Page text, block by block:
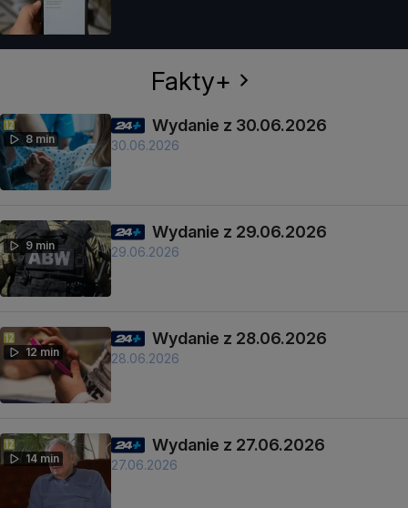
Fakty+
8 min
Wydanie z 30.06.2026
30.06.2026
9 min
Wydanie z 29.06.2026
29.06.2026
12 min
Wydanie z 28.06.2026
28.06.2026
14 min
Wydanie z 27.06.2026
27.06.2026